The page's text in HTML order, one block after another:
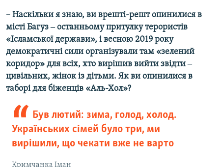
– Наскільки я знаю, ви врешті-решт опинилися в
місті Багуз ‒ останньому притулку терористів
«Ісламської держави», і весною 2019 року
демократичні сили організували там «зелений
коридор» для всіх, хто вирішив вийти звідти ‒
цивільних, жінок із дітьми. Як ви опинилися в
таборі для біженців «Аль-Хол»?
Був лютий: зима, голод, холод.
Українських сімей було три, ми
вирішили, що чекати вже не варто
Кримчанка Іман